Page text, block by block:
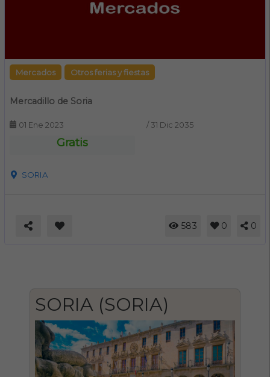
Mercados Otros ferias y fiestas
Mercadillo de Soria
01 Ene 2023 / 31 Dic 2035
Gratis
SORIA
583 0 0
SORIA (SORIA)